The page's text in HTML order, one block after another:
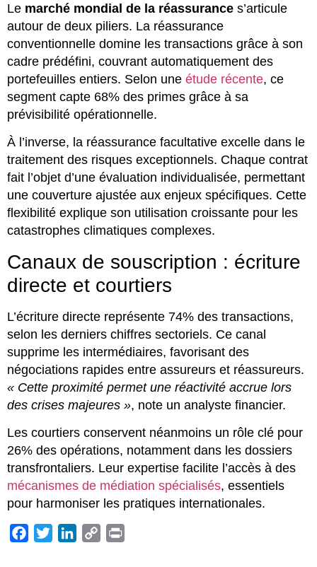
Le marché mondial de la réassurance s’articule
autour de deux piliers. La réassurance
conventionnelle domine les transactions grâce à son
cadre prédéfini, couvrant automatiquement des
portefeuilles entiers. Selon une étude récente, ce
segment capte 68% des primes grâce à sa
prévisibilité opérationnelle.
À l’inverse, la réassurance facultative excelle dans le
traitement des risques exceptionnels. Chaque contrat
fait l’objet d’une évaluation individualisée, permettant
une couverture ajustée aux enjeux spécifiques. Cette
flexibilité explique son utilisation croissante pour les
catastrophes climatiques complexes.
Canaux de souscription : écriture
directe et courtiers
L’écriture directe représente 74% des transactions,
selon les derniers chiffres sectoriels. Ce canal
supprime les intermédiaires, favorisant des
négociations rapides entre assureurs et réassureurs.
« Cette proximité permet une réactivité accrue lors
des crises majeures », note un analyste financier.
Les courtiers conservent néanmoins un rôle clé pour
26% des opérations, notamment dans les dossiers
transfrontaliers. Leur expertise facilite l’accès à des
mécanismes de médiation spécialisés, essentiels
pour harmoniser les pratiques internationales.
Facebook
TwitterLinkedIn
Copy